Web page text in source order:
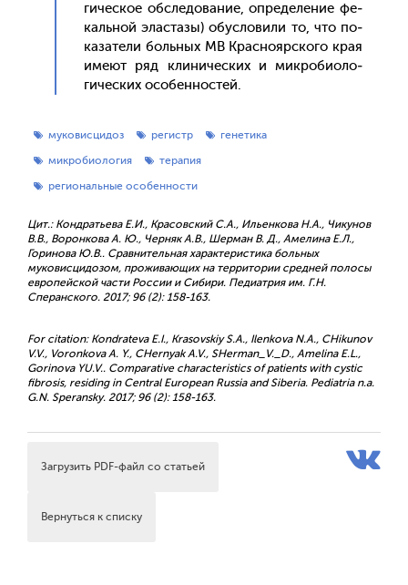
гичес­кое об­сле­дова­ние, оп­ре­деле­ние фе­
каль­ной элас­та­зы) обус­ло­вили то, что по­
каза­тели боль­ных МВ Крас­но­яр­ско­го края
име­ют ряд кли­ничес­ких и мик­ро­би­оло­
гичес­ких осо­бен­ностей.
муковисцидоз регистр
генетика
микробиология
терапия
региональные особенности
Цит.: Кондратьева Е.И., Красовский С.А., Ильенкова Н.А., Чикунов
В.В., Воронкова А. Ю., Черняк А.В., Шерман В. Д., Амелина Е.Л.,
Горинова Ю.В.. Сравнительная характеристика больных
муковисцидозом, проживающих на территории средней полосы
европейской части России и Cибири. Педиатрия им. Г.Н.
Сперанского. 2017; 96 (2): 158-163.
For citation: Kondrateva E.I., Krasovskiy S.A., Ilenkova N.A., CHikunov
V.V., Voronkova A. Y., CHernyak A.V., SHerman_V._D., Amelina E.L.,
Gorinova YU.V.. Comparative characteristics of patients with cystic
fibrosis, residing in Central European Russia and Siberia. Pediatria n.a.
G.N. Speransky. 2017; 96 (2): 158-163.
Загрузить PDF-файл со статьей
Вернуться к списку